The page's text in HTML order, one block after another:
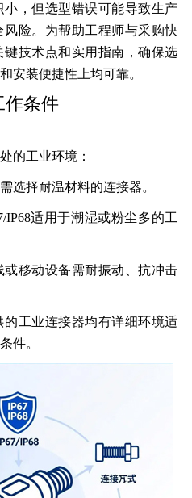
，但选型错误可能导致生产
险。为帮助工程师与采购快
技术点和实用指南，确保选
安装便捷性上均可靠。
作条件
的工业环境：
选择耐温材料的连接器。
IP68适用于潮湿或粉尘多的工
或移动设备需耐振动、抗冲击
工业连接器均有详细环境适
件。